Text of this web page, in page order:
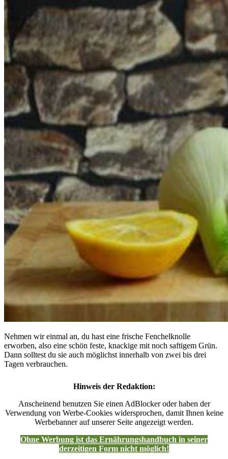
Nehmen wir einmal an, du hast eine frische Fenchelknolle
erworben, also eine schön feste, knackige mit noch saftigem Grün.
Dann solltest du sie auch möglichst innerhalb von zwei bis drei
Tagen verbrauchen.
Hinweis der Redaktion:
Anscheinend benutzen Sie einen AdBlocker oder haben der
Verwendung von Werbe-Cookies widersprochen, damit Ihnen keine
Werbebanner auf unserer Seite angezeigt werden.
Ohne Werbung ist das Ernährungshandbuch in seiner
derzeitigen Form nicht möglich!